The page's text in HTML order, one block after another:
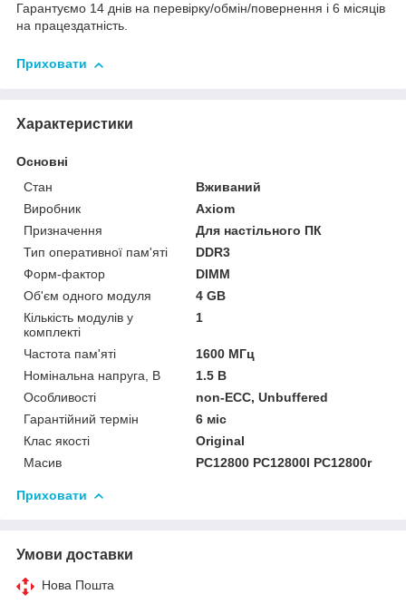
Гарантуємо 14 днів на перевірку/обмін/повернення і 6 місяців
на працездатність.
Приховати
Характеристики
Основні
Стан
Вживаний
Виробник
Axiom
Призначення
Для настільного ПК
Тип оперативної пам'яті
DDR3
Форм-фактор
DIMM
Об'єм одного модуля
4 GB
Кількість модулів у
комплекті
1
Частота пам'яті
1600 МГц
Номінальна напруга, В
1.5 В
Особливості
non-ECC, Unbuffered
Гарантійний термін
6 міс
Клас якості
Original
Масив
PC12800 PC12800l PC12800r
Приховати
Умови доставки
Нова Пошта